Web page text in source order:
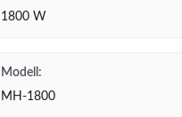
1800 W
Modell:
MH-1800